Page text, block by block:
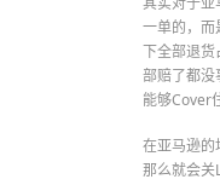
一单的，
下全部退
部赔了都没
能够Cover
在亚马逊的
那么就会关